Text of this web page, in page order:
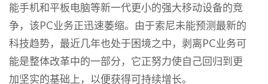
能手机和平板电脑等新一代更小的强大移动设备的竞
争，该PC业务正迅速萎缩。由于索尼未能预测最新的
科技趋势，最近几年也处于困境之中，剥离PC业务可
能是整体改革中的一部分，它正努力使自己回归到更
加坚实的基础上，以便获得可持续增长。